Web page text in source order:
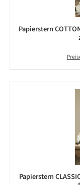
Papierstern
Papierstern